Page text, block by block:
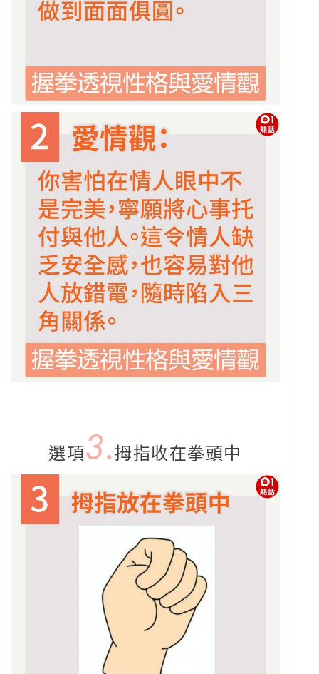
選項3.拇指收在拳頭中